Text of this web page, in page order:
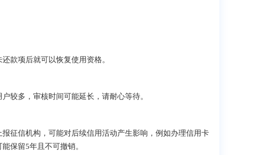
款项后就可以恢复使用资格。
较多，审核时间可能延长，请耐心等待。
征信机构，可能对后续信用活动产生影响，例如办理信用卡
保留5年且不可撤销。